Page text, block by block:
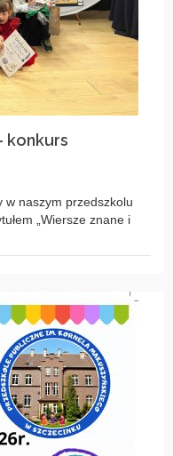
konkurs
w naszym przedszkolu
„Wiersze znane i